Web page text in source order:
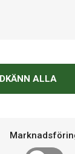
ALLA